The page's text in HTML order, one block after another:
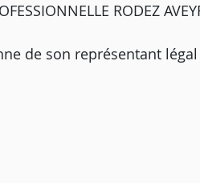
RODEZ
de son représentant légal